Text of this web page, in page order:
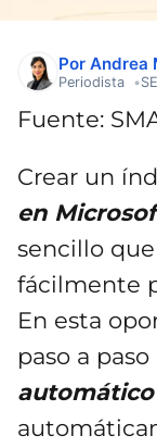
Por Andrea
Periodista
Fuente:
Crear un
en
sencillo
fácilmente
En esta
paso a paso